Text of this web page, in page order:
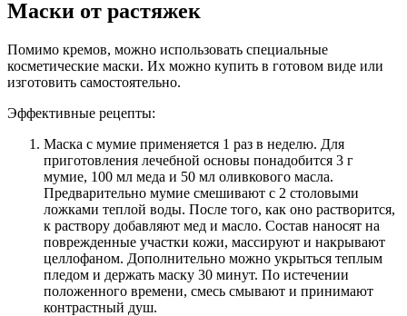
Маски от растяжек
Помимо кремов, можно использовать специальные
косметические маски. Их можно купить в готовом виде или
изготовить самостоятельно.
Эффективные рецепты:
Маска с мумие применяется 1 раз в неделю. Для
приготовления лечебной основы понадобится 3 г
мумие, 100 мл меда и 50 мл оливкового масла.
Предварительно мумие смешивают с 2 столовыми
ложками теплой воды. После того, как оно растворится,
к раствору добавляют мед и масло. Состав наносят на
поврежденные участки кожи, массируют и накрывают
целлофаном. Дополнительно можно укрыться теплым
пледом и держать маску 30 минут. По истечении
положенного времени, смесь смывают и принимают
контрастный душ.